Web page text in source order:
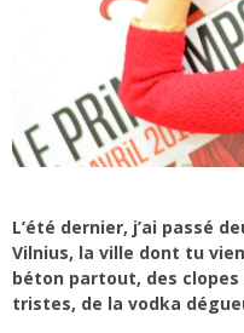
L’été dernier, j’ai passé
Vilnius, la ville dont tu
béton partout, des
tristes, de la vodka